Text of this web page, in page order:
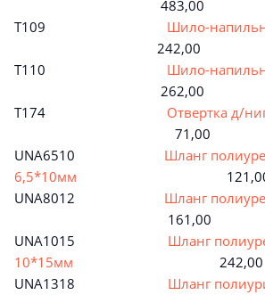
483,00
T109 Шило-
242,00
T110 Шило-
262,00
T174 Отвертка д/
71,00
UNA6510 Шланг
6,5*10мм
UNA8012 Шланг
161,00
UNA1015 Шланг
10*15мм 242,00
UNA1318 Шланг